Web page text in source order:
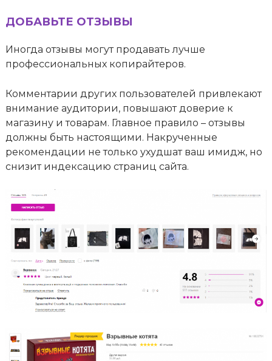
ДОБАВЬТЕ ОТЗЫВЫ
Иногда отзывы могут продавать лучше
профессиональных копирайтеров.
Комментарии других пользователей привлекают
внимание аудитории, повышают доверие к
магазину и товарам. Главное правило – отзывы
должны быть настоящими. Накрученные
рекомендации не только ухудшат ваш имидж, но
снизит индексацию страниц сайта.